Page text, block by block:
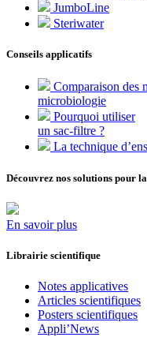
JumboLine
Steriwater
Conseils applicatifs
Comparaison des
microbiologie
Pourquoi utiliser
un sac-filtre ?
La technique
Découvrez nos solutions pour
En savoir plus
Librairie scientifique
Notes applicatives
Articles scientifiques
Posters scientifiques
Appli’News